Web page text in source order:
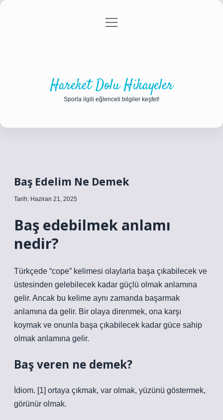
Gizlilik Politikası
menüyü
Hareket Dolu Hikayeler
Sporla ilgili eğlenceli bilgiler keşfet!
Baş Edelim Ne Demek
Tarih: Haziran 21, 2025
Baş edebilmek anlamı
nedir?
Türkçede “cope” kelimesi olaylarla başa çıkabilecek ve
üstesinden gelebilecek kadar güçlü olmak anlamına
gelir. Ancak bu kelime aynı zamanda başarmak
anlamına da gelir. Bir olaya direnmek, ona karşı
koymak ve onunla başa çıkabilecek kadar güce sahip
olmak anlamına gelir.
Baş veren ne demek?
İdiom. [1] ortaya çıkmak, var olmak, yüzünü göstermek,
görünür olmak.